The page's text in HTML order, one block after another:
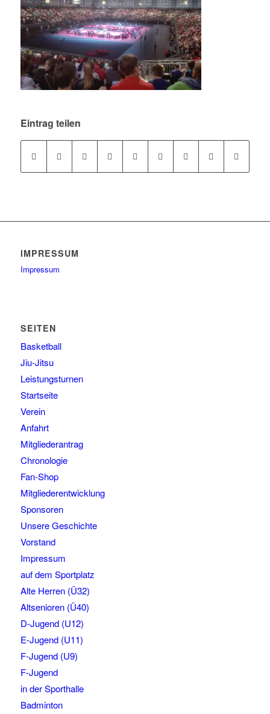
Eintrag teilen
IMPRESSUM
Impressum
SEITEN
Basketball
Jiu-Jitsu
Leistungsturnen
Startseite
Verein
Anfahrt
Mitgliederantrag
Chronologie
Fan-Shop
Mitgliederentwicklung
Sponsoren
Unsere Geschichte
Vorstand
Impressum
auf dem Sportplatz
Alte Herren (Ü32)
Altsenioren (Ü40)
D-Jugend (U12)
E-Jugend (U11)
F-Jugend (U9)
F-Jugend
in der Sporthalle
Badminton